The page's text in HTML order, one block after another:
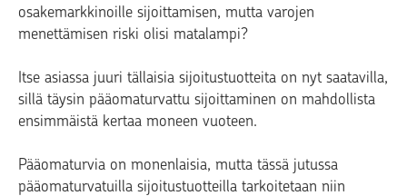
osakemarkkinoille sijoittamisen, mutta varojen
menettämisen riski olisi matalampi?
Itse asiassa juuri tällaisia sijoitustuotteita on nyt saatavilla,
sillä täysin pääomaturvattu sijoittaminen on mahdollista
ensimmäistä kertaa moneen vuoteen.
Pääomaturvia on monenlaisia, mutta tässä jutussa
pääomaturvatuilla sijoitustuotteilla tarkoitetaan niin